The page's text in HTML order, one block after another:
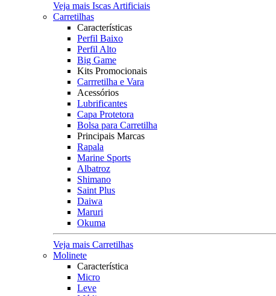
Veja mais Iscas Artificiais
Carretilhas
Características
Perfil Baixo
Perfil Alto
Big Game
Kits Promocionais
Carrretilha e Vara
Acessórios
Lubrificantes
Capa Protetora
Bolsa para Carretilha
Principais Marcas
Rapala
Marine Sports
Albatroz
Shimano
Saint Plus
Daiwa
Maruri
Okuma
Veja mais Carretilhas
Molinete
Característica
Micro
Leve